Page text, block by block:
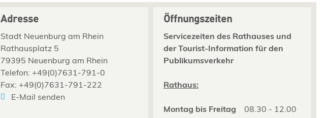
Adresse
Stadt Neuenburg am Rhein
Rathausplatz 5
79395 Neuenburg am Rhein
Telefon: +49(0)7631-791-0
Fax: +49(0)7631-791-222
E-Mail senden
Öffnungszeiten
Servicezeiten des Rathauses und
der Tourist-Information für den
Publikumsverkehr
Rathaus:
Montag bis Freitag 08.30 - 12.00